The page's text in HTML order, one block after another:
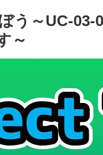
う～UC-
～